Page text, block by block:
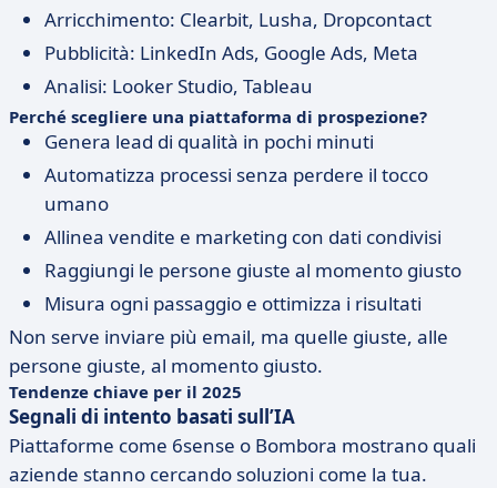
Arricchimento: Clearbit, Lusha, Dropcontact
Pubblicità: LinkedIn Ads, Google Ads, Meta
Analisi: Looker Studio, Tableau
Perché scegliere una piattaforma di prospezione?
Genera lead di qualità in pochi minuti
Automatizza processi senza perdere il tocco
umano
Allinea vendite e marketing con dati condivisi
Raggiungi le persone giuste al momento giusto
Misura ogni passaggio e ottimizza i risultati
Non serve inviare più email, ma quelle giuste, alle
persone giuste, al momento giusto.
Tendenze chiave per il 2025
Segnali di intento basati sull’IA
Piattaforme come 6sense o Bombora mostrano quali
aziende stanno cercando soluzioni come la tua.